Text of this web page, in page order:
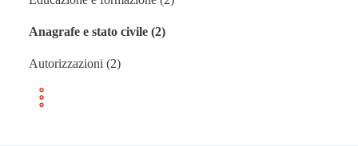
Anagrafe e stato civile (2)
Autorizzazioni (2)